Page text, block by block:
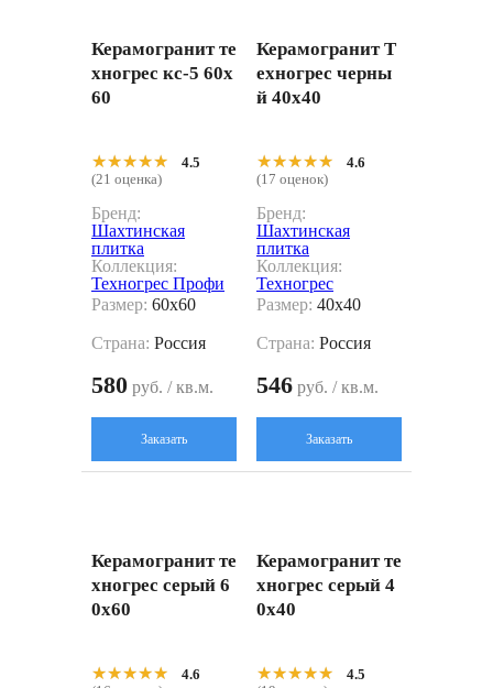
Керамогранит те
хногрес кс-5 60x
60
★★★★★
★★★★★
4.5
(21 оценка)
Бренд:
Шахтинская
плитка
Коллекция:
Техногрес Профи
Размер: 60x60
Страна: Россия
580 руб. / кв.м.
Заказать
Керамогранит Т
ехногрес черны
й 40x40
★★★★★
★★★★★
4.6
(17 оценок)
Бренд:
Шахтинская
плитка
Коллекция:
Техногрес
Размер: 40x40
Страна: Россия
546 руб. / кв.м.
Заказать
Керамогранит те
хногрес серый 6
0x60
★★★★★
★★★★★
4.6
Керамогранит те
хногрес серый 4
0x40
★★★★★
★★★★★
4.5